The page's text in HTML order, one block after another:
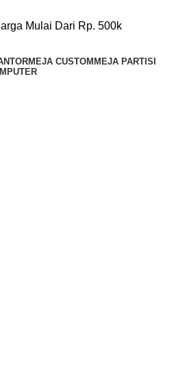
Mulai Dari Rp. 500k
MEJA CUSTOM MEJA PARTISI